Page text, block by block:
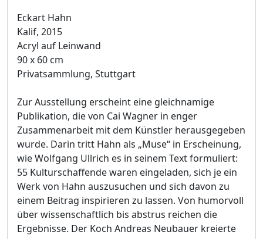
Eckart Hahn
Kalif, 2015
Acryl auf Leinwand
90 x 60 cm
Privatsammlung, Stuttgart
Zur Ausstellung erscheint eine gleichnamige
Publikation, die von Cai Wagner in enger
Zusammenarbeit mit dem Künstler herausgegeben
wurde. Darin tritt Hahn als „Muse“ in Erscheinung,
wie Wolfgang Ullrich es in seinem Text formuliert:
55 Kulturschaffende waren eingeladen, sich je ein
Werk von Hahn auszusuchen und sich davon zu
einem Beitrag inspirieren zu lassen. Von humorvoll
über wissenschaftlich bis abstrus reichen die
Ergebnisse. Der Koch Andreas Neubauer kreierte